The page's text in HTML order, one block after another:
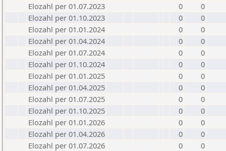
Elozahl per 01.07.2023
0
0
Elozahl per 01.10.2023
0
0
Elozahl per 01.01.2024
0
0
Elozahl per 01.04.2024
0
0
Elozahl per 01.07.2024
0
0
Elozahl per 01.10.2024
0
0
Elozahl per 01.01.2025
0
0
Elozahl per 01.04.2025
0
0
Elozahl per 01.07.2025
0
0
Elozahl per 01.10.2025
0
0
Elozahl per 01.01.2026
0
0
Elozahl per 01.04.2026
0
0
Elozahl per 01.07.2026
0
0